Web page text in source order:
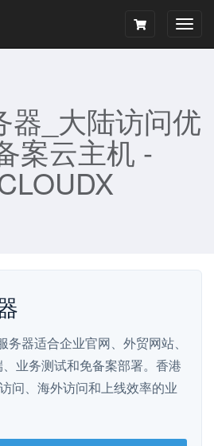
器_大陆访问优
案云主机 -
务器适合企业官网、外贸网站、
业务测试和免备案部署。香港
问、海外访问和上线效率的业